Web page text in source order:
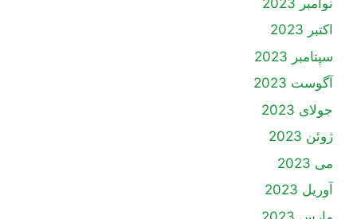
اکتبر 2023
سپتامبر 2023
آگوست 2023
جولای 2023
ژوئن 2023
می 2023
آوریل 2023